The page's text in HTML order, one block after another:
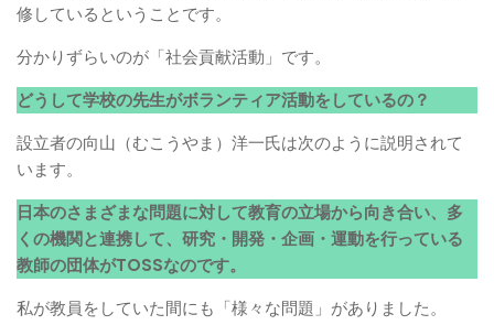
修しているということです。
分かりずらいのが「社会貢献活動」です。
どうして学校の先生がボランティア活動をしているの？
設立者の向山（むこうやま）洋一氏は次のように説明されて
います。
日本のさまざまな問題に対して教育の立場から向き合い、多
くの機関と連携して、研究・開発・企画・運動を行っている
教師の団体がTOSSなのです。
私が教員をしていた間にも「様々な問題」がありました。